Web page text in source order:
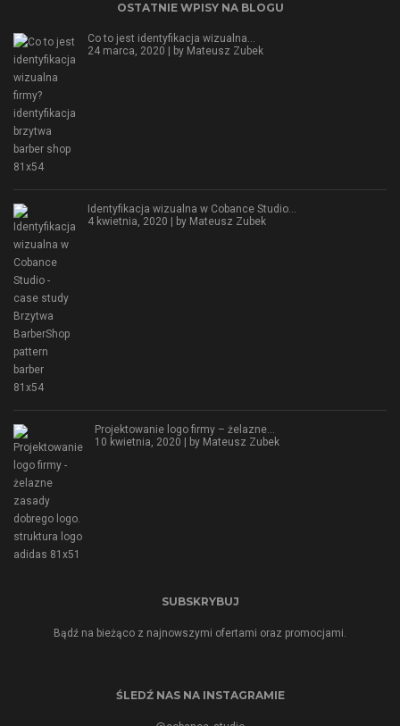
OSTATNIE WPISY NA BLOGU
Co to jest identyfikacja wizualna…
24 marca, 2020 | by Mateusz Zubek
Identyfikacja wizualna w Cobance Studio…
4 kwietnia, 2020 | by Mateusz Zubek
Projektowanie logo firmy – żelazne…
10 kwietnia, 2020 | by Mateusz Zubek
SUBSKRYBUJ
Bądź na bieżąco z najnowszymi ofertami oraz promocjami.
ŚLEDŹ NAS NA INSTAGRAMIE